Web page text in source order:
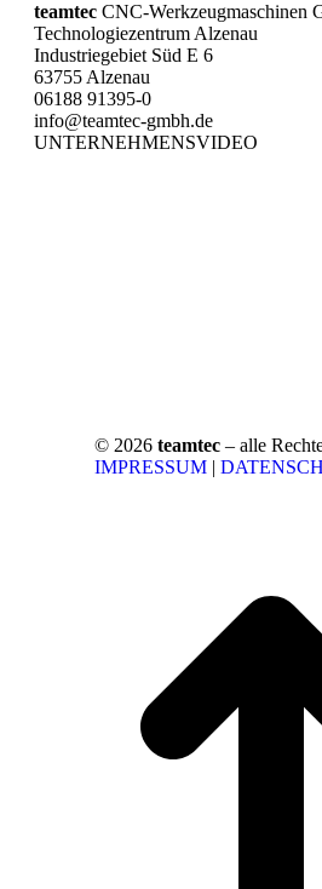
teamtec CNC-Werkzeugmaschinen
Technologiezentrum Alzenau
Industriegebiet Süd E 6
63755 Alzenau
06188 91395-0
info@teamtec-gmbh.de
UNTERNEHMENSVIDEO
© 2026 teamtec – alle
IMPRESSUM |